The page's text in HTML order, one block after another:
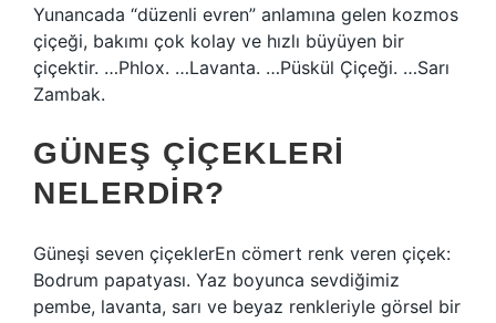
Yunancada “düzenli evren” anlamına gelen kozmos
çiçeği, bakımı çok kolay ve hızlı büyüyen bir
çiçektir. …Phlox. …Lavanta. …Püskül Çiçeği. …Sarı
Zambak.
GÜNEŞ ÇIÇEKLERI
NELERDIR?
Güneşi seven çiçeklerEn cömert renk veren çiçek:
Bodrum papatyası. Yaz boyunca sevdiğimiz
pembe, lavanta, sarı ve beyaz renkleriyle görsel bir